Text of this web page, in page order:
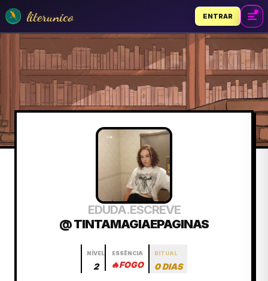
literunico ENTRAR
EDUDA.ESCREVE
@ TINTAMAGIAEPAGINAS
NÍVEL
2
ESSÊNCIA
🔥FOGO
RITUAL
0 DIAS